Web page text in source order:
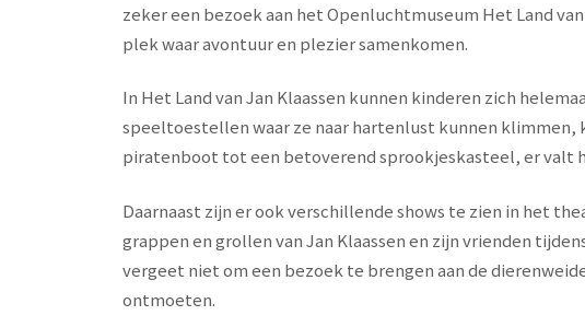
zeker een bezoek aan het Openluchtmuseum Het Land
plek waar avontuur en plezier samenkomen.
In Het Land van Jan Klaassen kunnen kinderen zich
speeltoestellen waar ze naar hartenlust kunnen klimmen,
piratenboot tot een betoverend sprookjeskasteel, er valt
Daarnaast zijn er ook verschillende shows te zien in het
grappen en grollen van Jan Klaassen en zijn vrienden
vergeet niet om een bezoek te brengen aan de
ontmoeten.